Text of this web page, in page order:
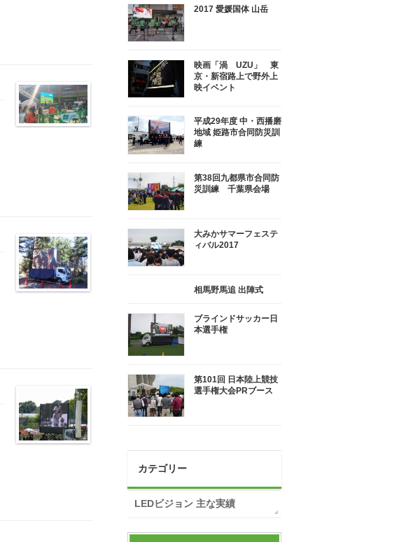
2017 愛媛国体 山岳
映画「渦 UZU」 東
京・新宿路上で野外上
映イベント
平成29年度 中・西播磨
地域 姫路市合同防災訓
練
第38回九都県市合同防
災訓練 千葉県会場
大みかサマーフェステ
ィバル2017
相馬野馬追 出陣式
ブラインドサッカー日
本選手権
第101回 日本陸上競技
選手権大会PRブース
カテゴリー
LEDビジョン 主な実績